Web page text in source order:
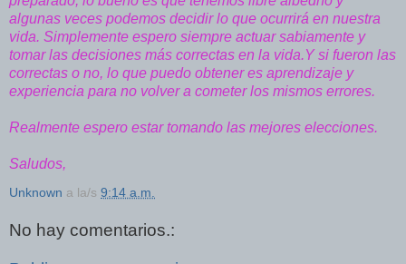
algunas veces podemos decidir lo que ocurrirá en nuestra
vida. Simplemente espero siempre actuar sabiamente y
tomar las decisiones más correctas en la vida.Y si fueron las
correctas o no, lo que puedo obtener es aprendizaje y
experiencia para no volver a cometer los mismos errores.
Realmente espero estar tomando las mejores elecciones.
Saludos,
Unknown a la/s 9:14 a.m.
No hay comentarios.: